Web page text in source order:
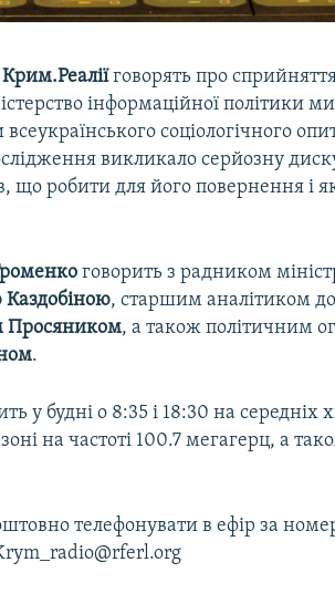
Крим.Реаліїговорять про
інформаційної політики
соціологічного
викликало серйозну
що робити для його повернення і
говорить з радником
, старшим аналітиком
Просяником, а також політичним
.
у будні о 8:35 і 18:30 на середніх
на частоті 100.7 мегагерц, а
телефонувати в ефір за